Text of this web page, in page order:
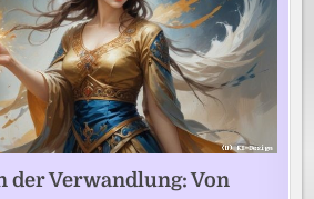
der Verwandlung: Von